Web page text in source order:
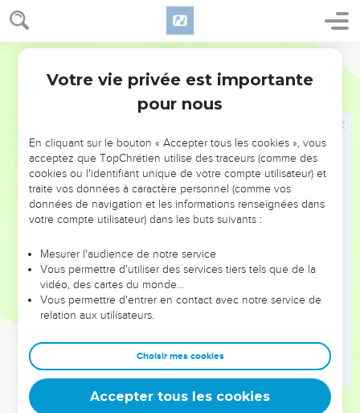
Jérémie 47
dans le pays du nord, bientôt elles seront un torrent qui
déborde, submergeant le pays et tout ce qui s’y trouve : les
villes avec leurs habitants. Les gens se mettent à crier, et
au fracas des sabots des coursiers au galop, au grondement
des chars et au bruit de leurs roues. Les pères ne s’occupent
Car le jour est venu où tous les Philistins vont être
exterminés, où l’on supprimera de Tyr et de Sidon tous les
survivants qui pourraient venir à leur secours, parce que
l’Eternel anéantit les Philistins, oui, tous les survivants
originaires de l’île de Crète.
La population de Gaza se rasera la tête et Askalon sera
muette. Vous qui restez sur cette plaine, jusques à quand
vous ferez-vous des incisions ?
Vous dites : “Malheur ! Epée de l’Eternel, quand t’arrêteras-
Mais comment pourrait-elle se tenir en repos quand
l’Eternel lui a donné pour ordre d’attaquer Askalon et les
bords de la mer ? Voilà les buts fixés. »
Votre vie privée est importante
pour nous
En cliquant sur le bouton « Accepter tous les cookies », vous
acceptez que TopChrétien utilise des traceurs (comme des
cookies ou l'identifiant unique de votre compte utilisateur) et
traite vos données à caractère personnel (comme vos
données de navigation et les informations renseignées dans
votre compte utilisateur) dans les buts suivants :
Mesurer l'audience de notre service
Vous permettre d'utiliser des services tiers tels que de la
vidéo, des cartes du monde…
Vous permettre d'entrer en contact avec notre service de
relation aux utilisateurs.
Choisir mes cookies
Accepter tous les cookies